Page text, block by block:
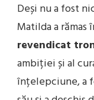
Deși nu a fost
Matilda a rămas
revendicat
ambiției și al
înțelepciune, a